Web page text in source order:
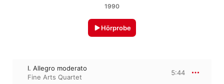
1990
Hörprobe
I. Allegro moderato
Fine Arts Quartet
5:44